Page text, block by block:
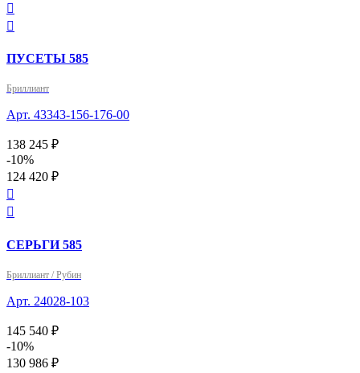


ПУСЕТЫ 585
Бриллиант
Арт. 43343-156-176-00
138 245 ₽
-10%
124 420 ₽


СЕРЬГИ 585
Бриллиант / Рубин
Арт. 24028-103
145 540 ₽
-10%
130 986 ₽